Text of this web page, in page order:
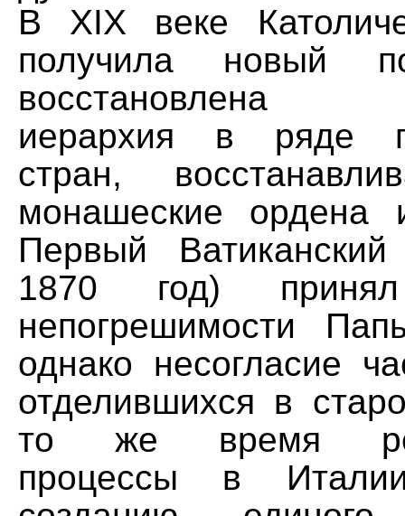
В XIX веке
получила новый
восстановлена
иерархия в ряде
стран,
монашеские ордена
Первый
1870 год)
непогрешимости
однако несогласие
отделившихся в
то же время
процессы в